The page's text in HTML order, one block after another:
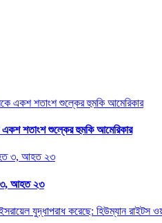
একশ শতাংশ শুল্কের হুমকি আমেরিকার
৩, আহত ২৩